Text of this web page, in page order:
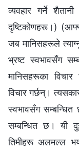
व्यवहार गर्ने
दृष्टिकोणहरू।)
जब मानिसहरूले
भ्रष्ट स्वभावसँग
मानिसहरूका
विचार गर्छन्।
स्वभावसँग सम्‍बन्धित
सम्‍बन्धित छ। यी
तिमीहरू अलमल्‍ल